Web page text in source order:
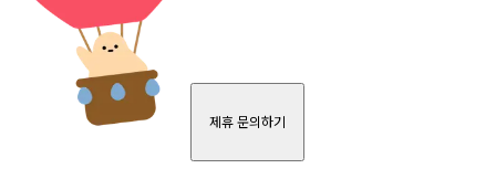
제휴 문의하기